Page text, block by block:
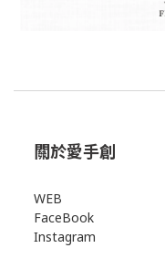
關於愛手創
WEB
FaceBook
Instagram